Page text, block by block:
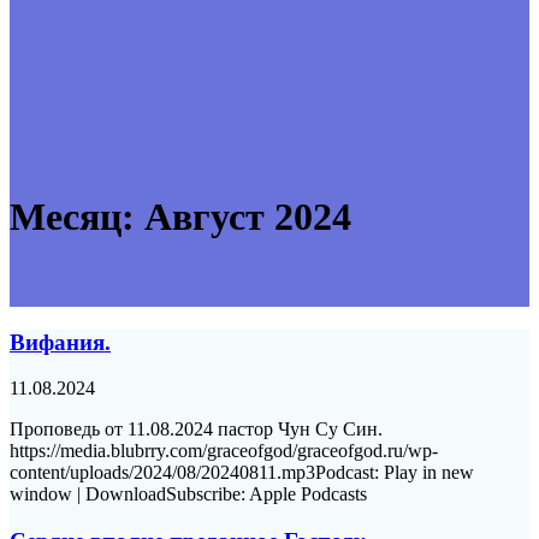
Месяц: Август 2024
Вифания.
11.08.2024
Проповедь от 11.08.2024 пастор Чун Су Син.
https://media.blubrry.com/graceofgod/graceofgod.ru/wp-
content/uploads/2024/08/20240811.mp3Podcast: Play in new
window | DownloadSubscribe: Apple Podcasts